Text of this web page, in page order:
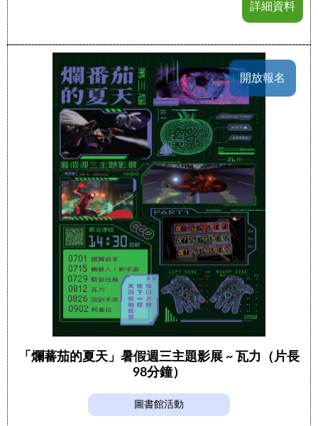
詳細資料
開放報名
「爛蕃茄的夏天」暑假週三主題影展 ~ 瓦力（片長
98分鐘）
圖書館活動